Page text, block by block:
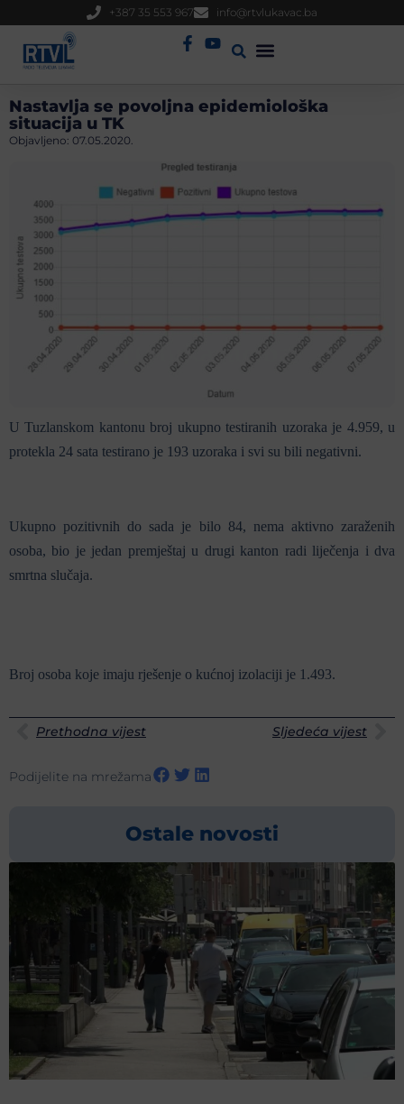
+387 35 553 967 info@rtvlukavac.ba
Nastavlja se povoljna epidemiološka
situacija u TK
Objavljeno: 07.05.2020.
U Tuzlanskom kantonu broj ukupno testiranih uzoraka je 4.959, u
protekla 24 sata testirano je 193 uzoraka i svi su bili negativni.
Ukupno pozitivnih do sada je bilo 84, nema aktivno zaraženih
osoba, bio je jedan premještaj u drugi kanton radi liječenja i dva
smrtna slučaja.
Broj osoba koje imaju rješenje o kućnoj izolaciji je 1.493.
Prethodna vijest Sljedeća vijest
Podijelite na mrežama
Ostale novosti